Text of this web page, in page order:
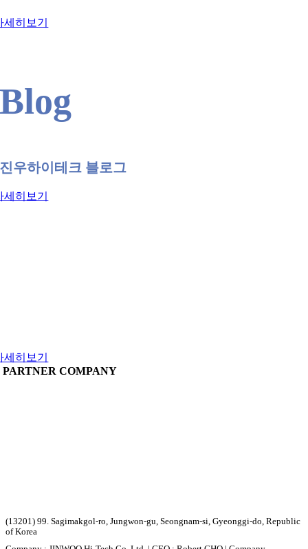
세히보기
Blog
진우하이테크 블로그
세히보기
세히보기
PARTNER COMPANY
(13201) 99. Sagimakgol-ro, Jungwon-gu, Seongnam-si, Gyeonggi-do, Republic
of Korea